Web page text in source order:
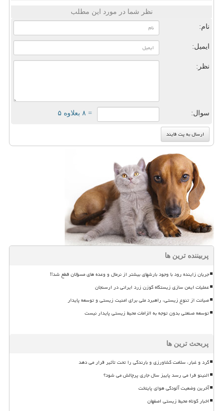
نظر شما در مورد این مطلب
نام:
ایمیل:
نظر:
سوال: = ۸ بعلاوه ۵
پربیننده ترین ها
جریان زاینده رود با وجود بارشهای بیشتر از نرمال و وعده های مسؤلان قطع شد!!
عملیات ایمن سازی زیستگاه گوزن زرد ایرانی در ارسنجان
صیانت از تنوع زیستی، راهبرد ملی برای امنیت زیستی و توسعه پایدار
توسعه صنعتی بدون توجه به الزامات محیط زیستی پایدار نیست
پربحث ترین ها
گرد و غبار، سلامت کشاورزی و بارندگی را تحت تأثیر قرار می دهد
النینو فرا می رسد پاییز سال جاری پرچالش می شود؟
آخرین وضعیت آلودگی هوای پایتخت
اخبار کوتاه محیط زیستی اصفهان